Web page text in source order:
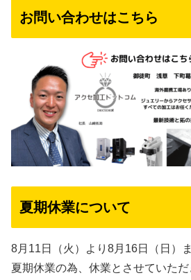
お問い合わせはこちら
夏期休業について
8月11日（火）より8月16日（日）
夏期休業の為、休業とさせていただ